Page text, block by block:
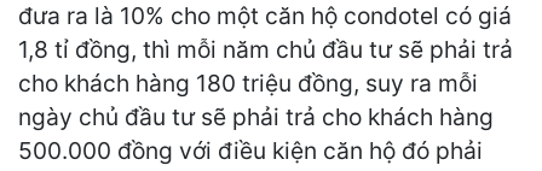
đưa ra là 10% cho một căn hộ condotel có giá
1,8 tỉ đồng, thì mỗi năm chủ đầu tư sẽ phải trả
cho khách hàng 180 triệu đồng, suy ra mỗi
ngày chủ đầu tư sẽ phải trả cho khách hàng
500.000 đồng với điều kiện căn hộ đó phải